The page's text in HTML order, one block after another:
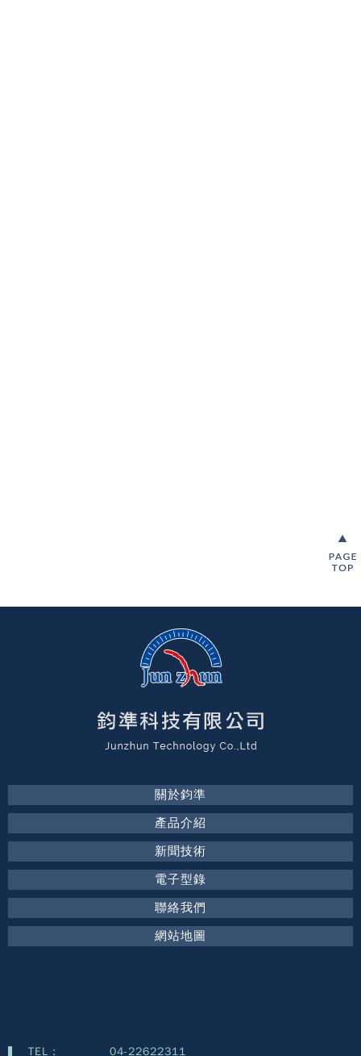
關於鈞準
產品介紹
新聞技術
電子型錄
聯絡我們
網站地圖
TEL : 04-22622311